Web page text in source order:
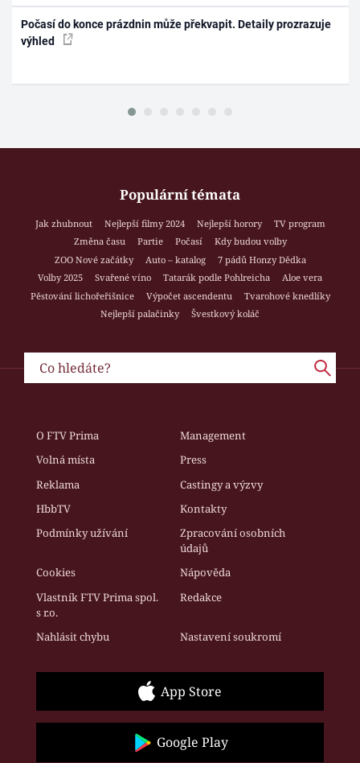
Počasí do konce prázdnin může překvapit. Detaily prozrazuje
výhled
Populární témata
Jak zhubnout Nejlepší filmy 2024 Nejlepší horory
TV program
Změna času
Partie Počasí
Kdy budou volby
ZOO Nové začátky
Auto – katalog
7 pádů Honzy Dědka
Volby 2025
Svařené víno Tatarák podle Pohlreicha
Aloe vera
Pěstování lichořeřišnice
Výpočet ascendentu
Tvarohové knedlíky
Nejlepší palačinky
Švestkový koláč
O FTV Prima
Management
Volná místa
Press
Reklama
Castingy a výzvy
HbbTV
Kontakty
Podmínky užívání
Zpracování osobních
údajů
Cookies
Nápověda
Vlastník FTV Prima spol.
s r.o.
Redakce
Nahlásit chybu Nastavení soukromí
App Store
Google Play